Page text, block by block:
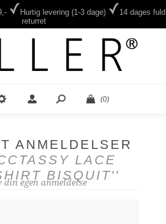
Hurtig levering (1-3 dage)
14 dages fuld
returret
(0)
ANMELDELSER
LACE
BISQUIT
din egen anmeldelse